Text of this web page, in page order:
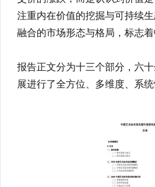
注重内在价值的挖掘与可持续
融合的市场形态与格局，标志
报告正文分为十三个部分，六
展进行了全方位、多维度、系